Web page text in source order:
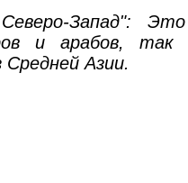
Запад":
и арабов, так
Средней Азии.